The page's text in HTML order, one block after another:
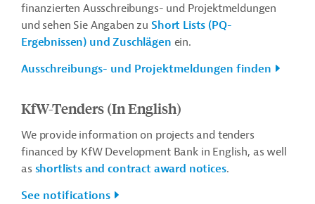
finanzierten Ausschreibungs- und Projektmeldungen
und sehen Sie Angaben zu Short Lists (PQ-
Ergebnissen) und Zuschlägen ein.
Ausschreibungs- und Projektmeldungen finden
KfW-Tenders (In English)
We provide information on projects and tenders
financed by KfW Development Bank in English, as well
as shortlists and contract award notices.
See notifications